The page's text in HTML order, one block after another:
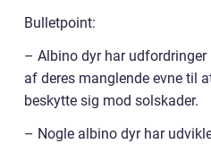
Bulletpoint:
– Albino dyr har udfordringer
af deres manglende evne til
beskytte sig mod solskader.
– Nogle albino dyr har